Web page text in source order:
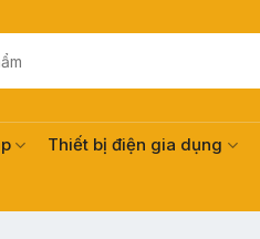
Thiết bị điện gia dụng